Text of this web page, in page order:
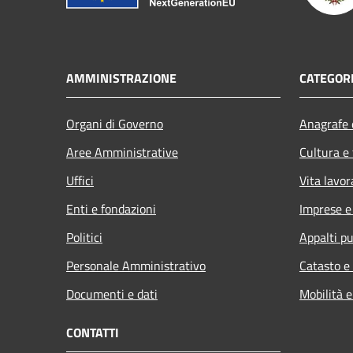
AMMINISTRAZIONE
Organi di Governo
Aree Amministrative
Uffici
Enti e fondazioni
Politici
Personale Amministrativo
Documenti e dati
Cultura
Vita
Imprese
Appalti
Catasto
Mobilità
CONTATTI